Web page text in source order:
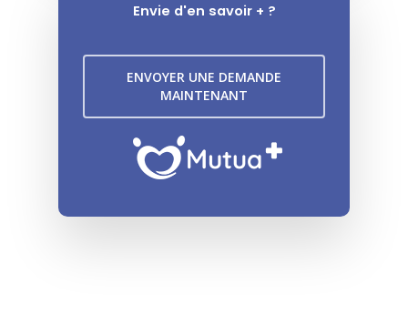
Envie d'en savoir + ?
ENVOYER UNE DEMANDE
MAINTENANT